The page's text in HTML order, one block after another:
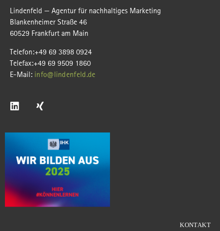
Lindenfeld — Agentur für nachhaltiges Marketing
Blankenheimer Straße 46
60529 Frankfurt am Main
Telefon:+49 69 3898 0924
Telefax:+49 69 9509 1860
E-Mail: info@lindenfeld.de
KONTAKT